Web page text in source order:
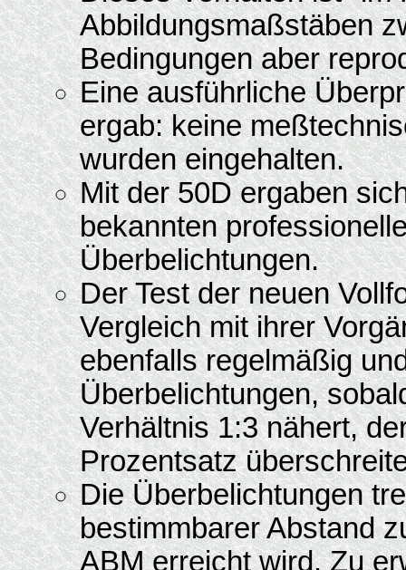
Abbildungsmaßstäben
Bedingungen aber
Eine ausführliche
ergab: keine
wurden eingehalten.
Mit der 50D ergaben
bekannten
Überbelichtungen.
Der Test der neuen
Vergleich mit ihrer
ebenfalls regelmäßig
Überbelichtungen,
Verhältnis 1:3 nähert,
Prozentsatz
Die Überbelichtungen
bestimmbarer Abstand
ABM erreicht wird. Zu